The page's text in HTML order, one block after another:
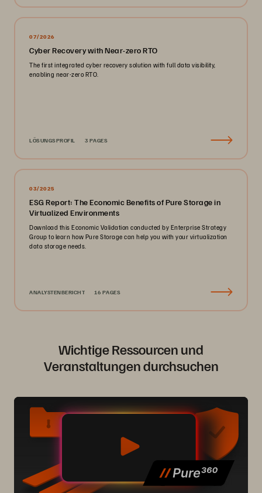
07/2026
Cyber Recovery with Near-zero RTO
The first integrated cyber recovery solution with full data visibility,
enabling near-zero RTO.
LÖSUNGSPROFIL 3 PAGES
03/2025
ESG Report: The Economic Benefits of Pure Storage in
Virtualized Environments
Download this Economic Validation conducted by Enterprise Strategy
Group to learn how Pure Storage can help you with your virtualization
data storage needs.
ANALYSTENBERICHT 16 PAGES
Wichtige Ressourcen und
Veranstaltungen durchsuchen